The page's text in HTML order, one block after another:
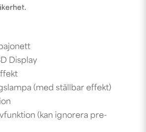
Display
(med ställbar effekt)
(kan ignorera pre-